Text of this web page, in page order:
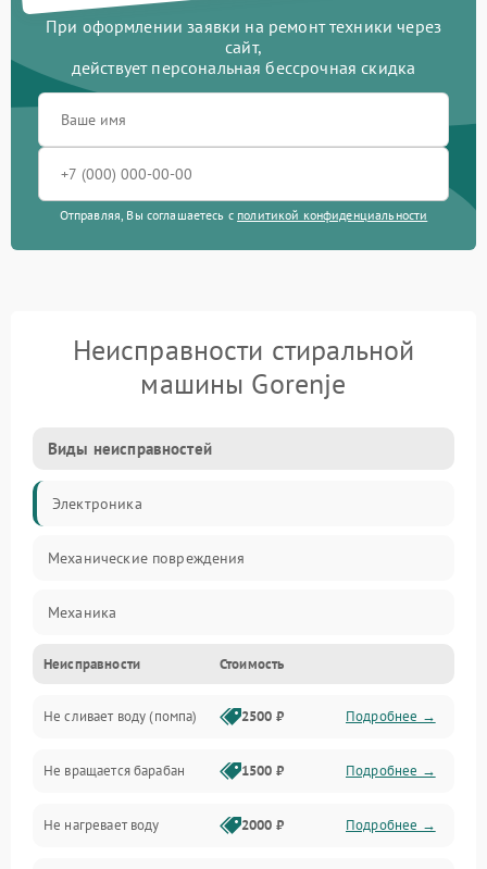
При оформлении заявки на ремонт техники через
сайт,
действует персональная бессрочная скидка
Отправляя, Вы соглашаетесь с политикой конфиденциальности
Неисправности стиральной
машины Gorenje
Виды неисправностей
Электроника
Механические повреждения
Механика
Электропитание
Водоснабжение
Слив
Программное обеспечение
Неисправности Стоимость
Не сливает воду (помпа) 2500 ₽ Подробнее →
Не вращается барабан 1500 ₽ Подробнее →
Не нагревает воду 2000 ₽ Подробнее →